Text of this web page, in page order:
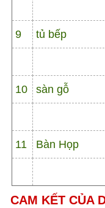
9 tủ bếp
10 sàn gỗ
11 Bàn Họp
CAM KẾT CỦA